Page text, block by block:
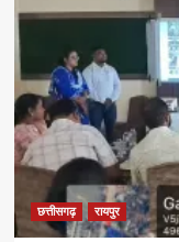
छत्तीसगढ़ रायपुर